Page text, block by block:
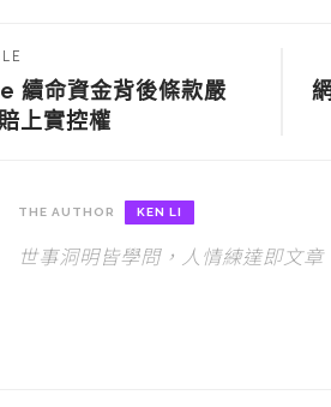
續命資金背後條款嚴
上實控權
THE AUTHOR KEN LI
世事洞明皆學問，人情練達即文章